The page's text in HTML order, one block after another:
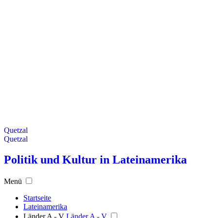
Quetzal
Quetzal
Politik und Kultur in Lateinamerika
Menü
Startseite
Lateinamerika
Länder A - V Länder A - V